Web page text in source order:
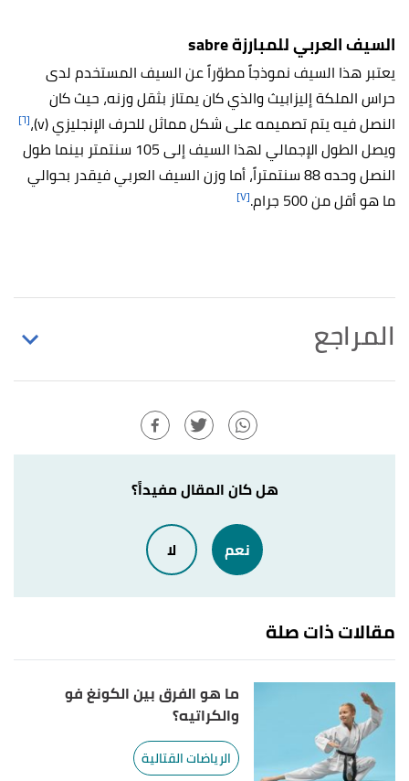
السيف العربي للمبارزة sabre
يعتبر هذا السيف نموذجاً مطوّراً عن السيف المستخدم لدى
حراس الملكة إليزابيث والذي كان يمتاز بثقل وزنه، حيث كان
النصل فيه يتم تصميمه على شكل مماثل للحرف الإنجليزي (v)،
[٦]
ويصل الطول الإجمالي لهذا السيف إلى 105 سنتمتر بينما طول
النصل وحده 88 سنتمتراً، أما وزن السيف العربي فيقدر بحوالي
ما هو أقل من 500 جرام.
[٧]
المراجع
↑
"fencing-weapons"
,fencing, Retrieved 7/8/2021.
myactivesg , Retrieved 7/8/2021. Edited.
↑
"fencing-competition-types-foil-sabre-and-epee"
,
, Retrieved 7/8/2021. Edited.
↑
"weapons"
,fie, Retrieved 7/8/2021. Edited.
↑
"fencing-weapons"
,fencing, Retrieved 7/8/2021.
Edited.
↑
"weapons"
,fie, Retrieved 7/8/2021. Edited.
هل كان المقال مفيداً؟
نعم لا
مقالات ذات صلة
ما هو الفرق بين الكونغ فو
والكراتيه؟
الرياضات القتالية